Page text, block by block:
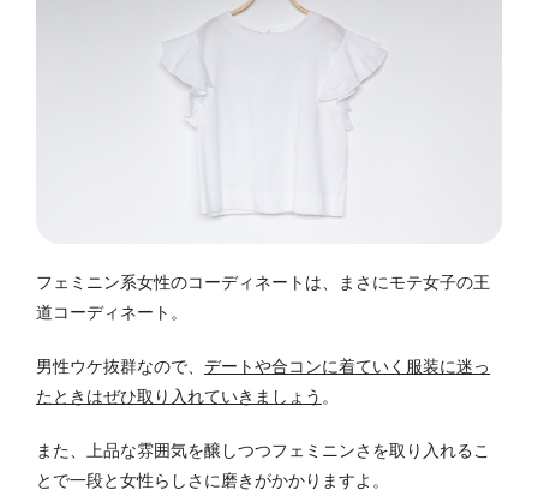
フェミニン系女性のコーディネートは、まさにモテ女子の王
道コーディネート。
男性ウケ抜群なので、 デートや合コンに着ていく服装に迷っ
たときはぜひ取り入れていきましょう 。
また、上品な雰囲気を醸しつつフェミニンさを取り入れるこ
とで一段と女性らしさに磨きがかかりますよ。